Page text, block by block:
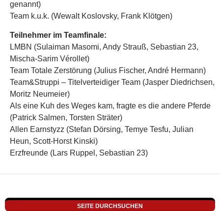
genannt)
Team k.u.k. (Wewalt Koslovsky, Frank Klötgen)
Teilnehmer im Teamfinale:
LMBN (Sulaiman Masomi, Andy Strauß, Sebastian 23,
Mischa-Sarim Vérollet)
Team Totale Zerstörung (Julius Fischer, André Hermann)
Team&Struppi – Titelverteidiger Team (Jasper Diedrichsen,
Moritz Neumeier)
Als eine Kuh des Weges kam, fragte es die andere Pferde
(Patrick Salmen, Torsten Sträter)
Allen Earnstyzz (Stefan Dörsing, Temye Tesfu, Julian
Heun, Scott-Horst Kinski)
Erzfreunde (Lars Ruppel, Sebastian 23)
SEITE DURCHSUCHEN